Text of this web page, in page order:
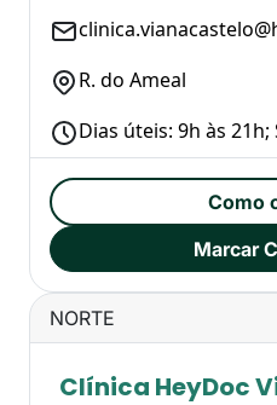
R. do Ameal
Dias úteis: 9h às
Como
Marcar
NORTE
Clínica HeyDoc